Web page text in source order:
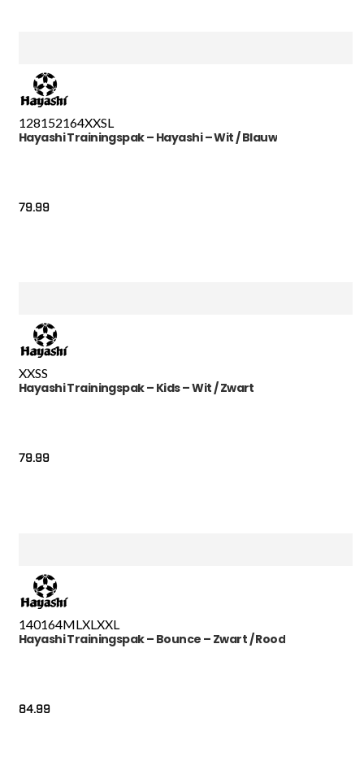
128152164XXSL
Hayashi Trainingspak – Hayashi – Wit / Blauw
79.99
XXSS
Hayashi Trainingspak – Kids – Wit / Zwart
79.99
140164ML XL XXL
Hayashi Trainingspak – Bounce – Zwart / Rood
84.99